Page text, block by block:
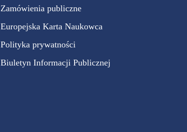
Zamówienia publiczne
Europejska Karta Naukowca
Polityka prywatności
Biuletyn Informacji Publicznej